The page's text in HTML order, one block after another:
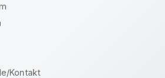
Kontakt